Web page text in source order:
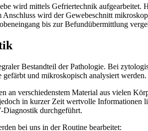
wird mittels Gefriertechnik
wird der Gewebeschnitt
bis zur Befundübermittlung
Bestandteil der Pathologie. Bei
und mikroskopisch analysiert werden.
an verschiedenstem Material aus vielen
in kurzer Zeit wertvolle Informationen
Diagnostik durchgeführt.
bei uns in der Routine bearbeitet: